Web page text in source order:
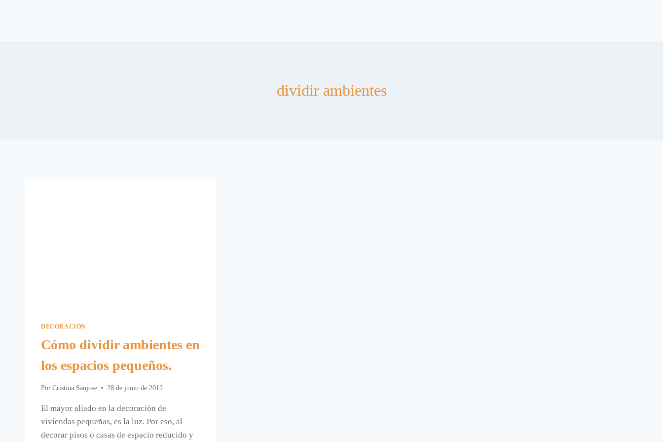
dividir ambientes
DECORACIÓN
Cómo dividir ambientes en
los espacios pequeños.
Por Cristina Sanjose 28 de junio de 2012
El mayor aliado en la decoración de
viviendas pequeñas, es la luz. Por eso, al
decorar pisos o casas de espacio reducido y